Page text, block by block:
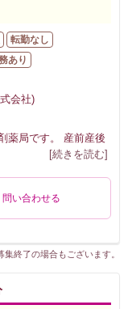
転勤なし
あり
会社)
薬局です。 産前産後
[続きを読む]
問い合わせる
終了の場合もございます。